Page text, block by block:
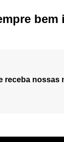
bem
receba nossas